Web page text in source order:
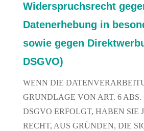
Widerspruchsrecht
Datenerhebung in
sowie gegen
DSGVO)
WENN DIE
GRUNDLAGE VON ART. 6 ABS.
DSGVO ERFOLGT, HABEN SIE
RECHT, AUS GRÜNDEN, DIE